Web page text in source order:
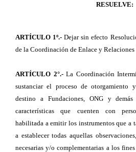
RESUELVE:
ARTÍCULO 1º.- Dejar sin efecto
de la Coordinación de Enlace y
ARTÍCULO 2°.-La Coordinación
sustanciar el proceso de otorgamiento
destino a Fundaciones, ONG y
características que cuenten con
habilitada a emitir los instrumentos que a
a establecer todas aquellas
necesarias y/o complementarias a los